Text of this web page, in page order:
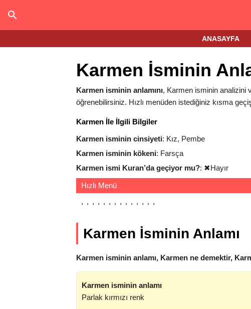
ANASAYFA
Karmen İsminin
Karmen isminin anlamını, Karmen isminin analizini
öğrenebilirsiniz. Hızlı menüden istediğiniz kısma
Karmen İle İlgili Bilgiler
Karmen isminin cinsiyeti: Kız, Pembe
Karmen isminin kökeni: Farsça
Karmen ismi Kuran’da geçiyor mu?: ✖Hayır
Hızlı Menü
Karmen İsminin Anlamı
Karmen isminin anlamı, Karmen ne demektir,
Karmen isminin anlamı
Parlak kırmızı renk